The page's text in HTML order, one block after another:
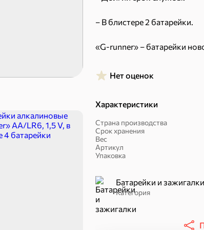
– В блистере 2 батарейки.
«G-runner» – батарейки
Нет оценок
Характеристики
Страна производства
Срок хранения
Вес
Артикул
Упаковка
Батарейки и зажигалки
Категория
Вафли